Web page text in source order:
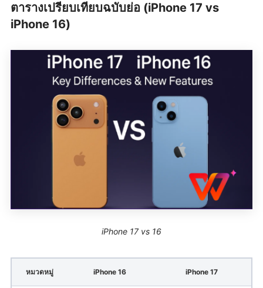
ตารางเปรียบเทียบฉบับย่อ (iPhone 17 vs
iPhone 16)
iPhone 17 vs 16
หมวดหมู่ iPhone 16 iPhone 17